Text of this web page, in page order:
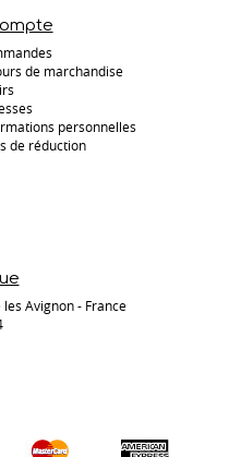
de marchandise
personnelles
de réduction
Avignon - France